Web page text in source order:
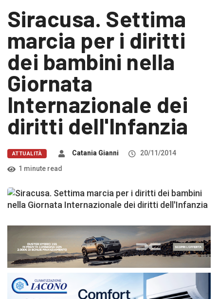
Siracusa. Settima
marcia per i diritti
dei bambini nella
Giornata
Internazionale dei
diritti dell'Infanzia
ATTUALITÀ Catania Gianni
20/11/2014
1 minute read